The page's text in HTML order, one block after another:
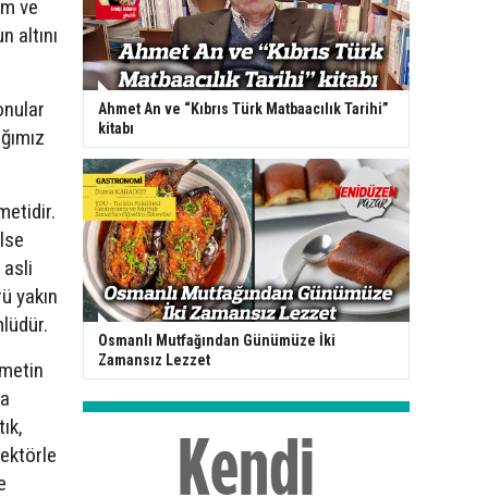
ve
altını
asli
yakın
Ahmet An ve “Kıbrıs Türk Matbaacılık Tarihi”
kitabı
Osmanlı Mutfağından Günümüze İki
Zamansız Lezzet